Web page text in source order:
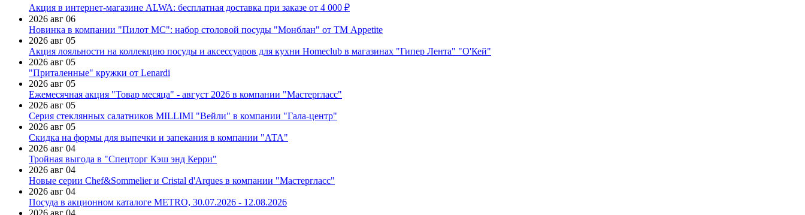
Акция в интернет-магазине ALWA: бесплатная доставка при заказе от 4 000 ₽
2026 авг 06
Новинка в компании "Пилот МС": набор столовой посуды "Монблан" от ТМ Appetite
2026 авг 05
Акция лояльности на коллекцию посуды и аксессуаров для кухни Homeclub в магазинах "Гипер Лента" "О'Кей"
2026 авг 05
"Приталенные" кружки от Lenardi
2026 авг 05
Ежемесячная акция "Товар месяца" - август 2026 в компании "Мастергласс"
2026 авг 05
Серия стеклянных салатников MILLIMI "Вейли" в компании "Гала-центр"
2026 авг 05
Скидка на формы для выпечки и запекания в компании "АТА"
2026 авг 04
Тройная выгода в "Спецторг Кэш энд Керри"
2026 авг 04
Новые серии Chef&Sommelier и Cristal d'Arques в компании "Мастергласс"
2026 авг 04
Посуда в акционном каталоге METRO, 30.07.2026 - 12.08.2026